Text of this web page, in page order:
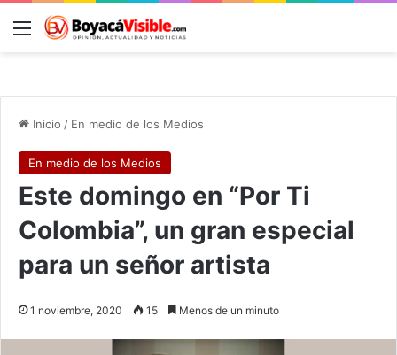
Menú
Inicio / En medio de los Medios
En medio de los Medios
Este domingo en “Por Ti
Colombia”, un gran especial
para un señor artista
1 noviembre, 2020 15 Menos de un minuto